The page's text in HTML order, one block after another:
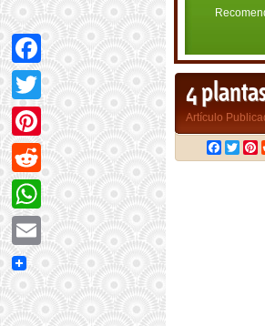
4
Artículo
Facebook
Twitter
Pinterest
Reddit
WhatsApp
Email